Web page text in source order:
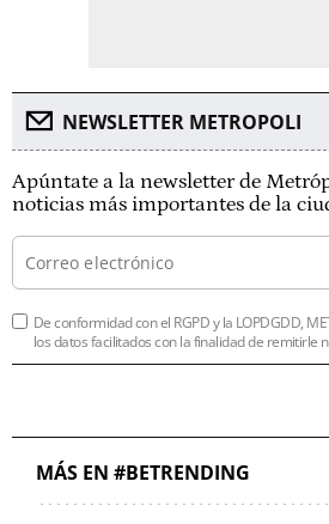
NEWSLETTER METROPOLI
Apúntate a la newsletter de
noticias más importantes de la
De conformidad con el RGPD y la LOPDGDD,
los datos facilitados con la finalidad de remitirle
MÁS EN #BETRENDING